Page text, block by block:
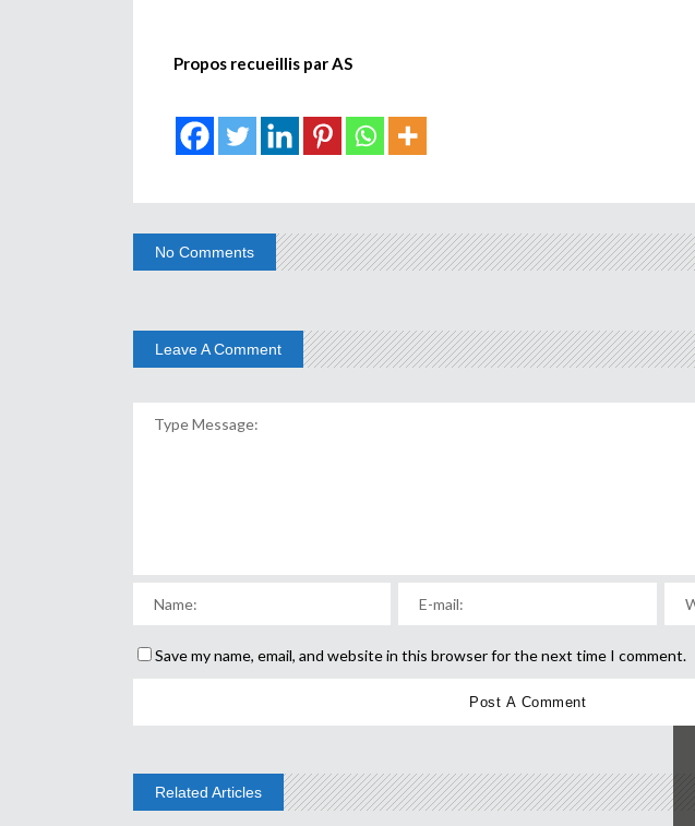
Propos recueillis par AS
No Comments
Leave A Comment
Save my name, email, and website in this browser for the next time I comment.
Related Articles